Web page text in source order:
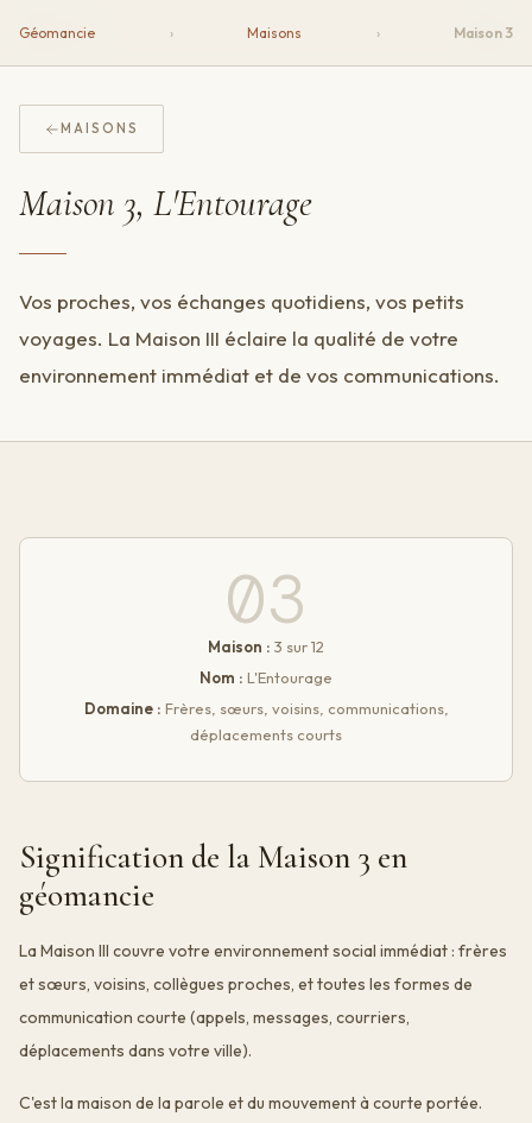
Écu
MAISONS
Géomancie › Maisons › Maison 3
Maison 3, L'Entourage
Vos proches, vos échanges quotidiens, vos petits
voyages. La Maison III éclaire la qualité de votre
environnement immédiat et de vos communications.
03
Maison : 3 sur 12
Nom : L'Entourage
Domaine : Frères, sœurs, voisins, communications,
déplacements courts
Signification de la Maison 3 en
géomancie
La Maison III couvre votre environnement social immédiat : frères
et sœurs, voisins, collègues proches, et toutes les formes de
communication courte (appels, messages, courriers,
déplacements dans votre ville).
C'est la maison de la parole et du mouvement à courte portée.